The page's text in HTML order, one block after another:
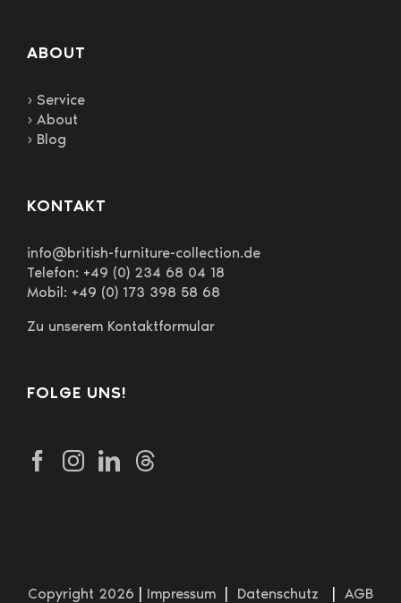
ABOUT
› Service
› About
› Blog
KONTAKT
info@british-furniture-collection.de
Telefon: +49 (0) 234 68 04 18
Mobil: +49 (0) 173 398 58 68
Zu unserem Kontaktformular
FOLGE UNS!
Copyright 2026 Impressum Datenschutz AGB